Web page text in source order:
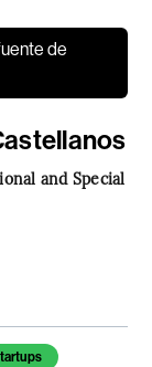
de
and Special